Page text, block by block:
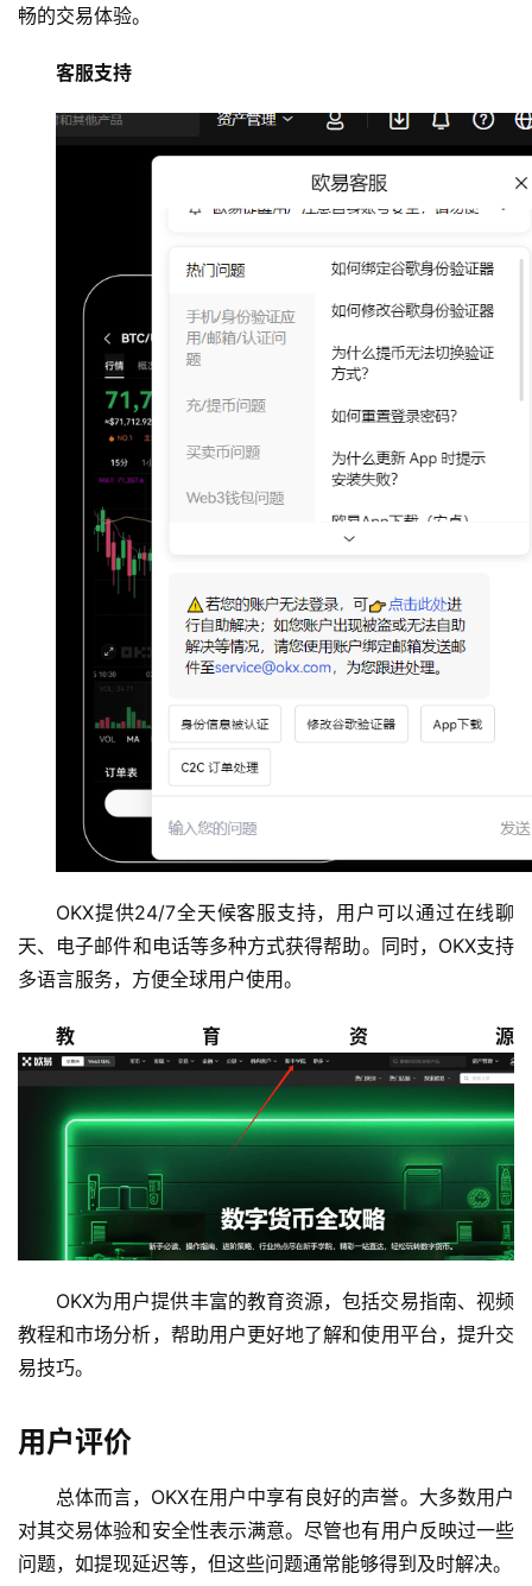
畅的交易体验。
客服支持
OKX提供24/7全天候客服支持，用户可以通过在线聊
天、电子邮件和电话等多种方式获得帮助。同时，OKX支持
多语言服务，方便全球用户使用。
教育资源
OKX为用户提供丰富的教育资源，包括交易指南、视频
教程和市场分析，帮助用户更好地了解和使用平台，提升交
易技巧。
用户评价
总体而言，OKX在用户中享有良好的声誉。大多数用户
对其交易体验和安全性表示满意。尽管也有用户反映过一些
问题，如提现延迟等，但这些问题通常能够得到及时解决。